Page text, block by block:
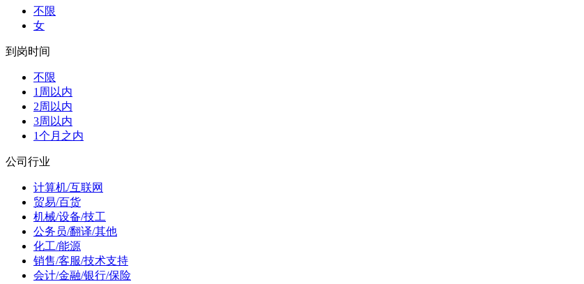
不限
女
到岗时间
不限
1周以内
2周以内
3周以内
1个月之内
公司行业
计算机/互联网
贸易/百货
机械/设备/技工
公务员/翻译/其他
化工/能源
销售/客服/技术支持
会计/金融/银行/保险